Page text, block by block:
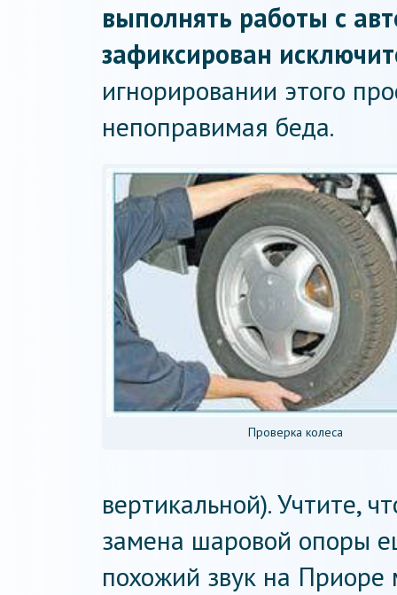
выполнять работы с
зафиксирован
игнорировании этого
непоправимая беда.
Проверка колеса
вертикальной). Учтите,
замена шаровой опоры
похожий звук на Приоре